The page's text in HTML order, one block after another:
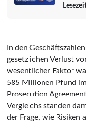
In den
gesetzlichen Verlust
wesentlicher Faktor
585 Millionen Pfund
Prosecution
Vergleichs standen
der Frage, wie Risiken